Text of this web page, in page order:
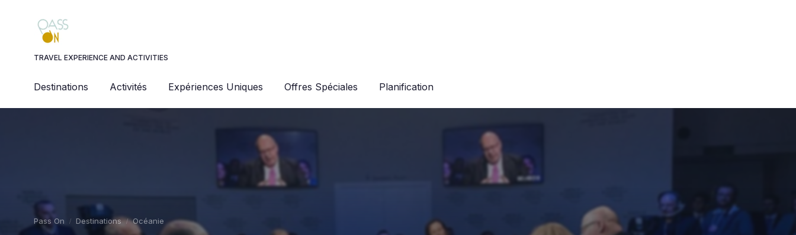
TRAVEL EXPERIENCE AND ACTIVITIES
Destinations Activités Expériences Uniques Offres Spéciales Planification
Pass On Destinations Océanie